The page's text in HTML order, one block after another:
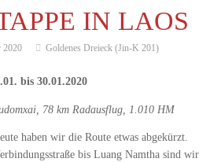
IN LAOS
2020 Goldenes Dreieck (Jin-K 201)
bis 30.01.2020
78 km Radausflug, 1.010 HM
haben wir die Route etwas abgekürzt.
bis Luang Namtha sind wir